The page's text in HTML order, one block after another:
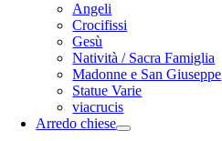
Angeli
Crocifissi
Gesù
Natività / Sacra Famiglia
Madonne e San Giuseppe
Statue Varie
viacrucis
Arredo chiese